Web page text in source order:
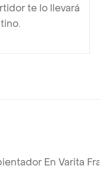
te lo llevará
En Varita